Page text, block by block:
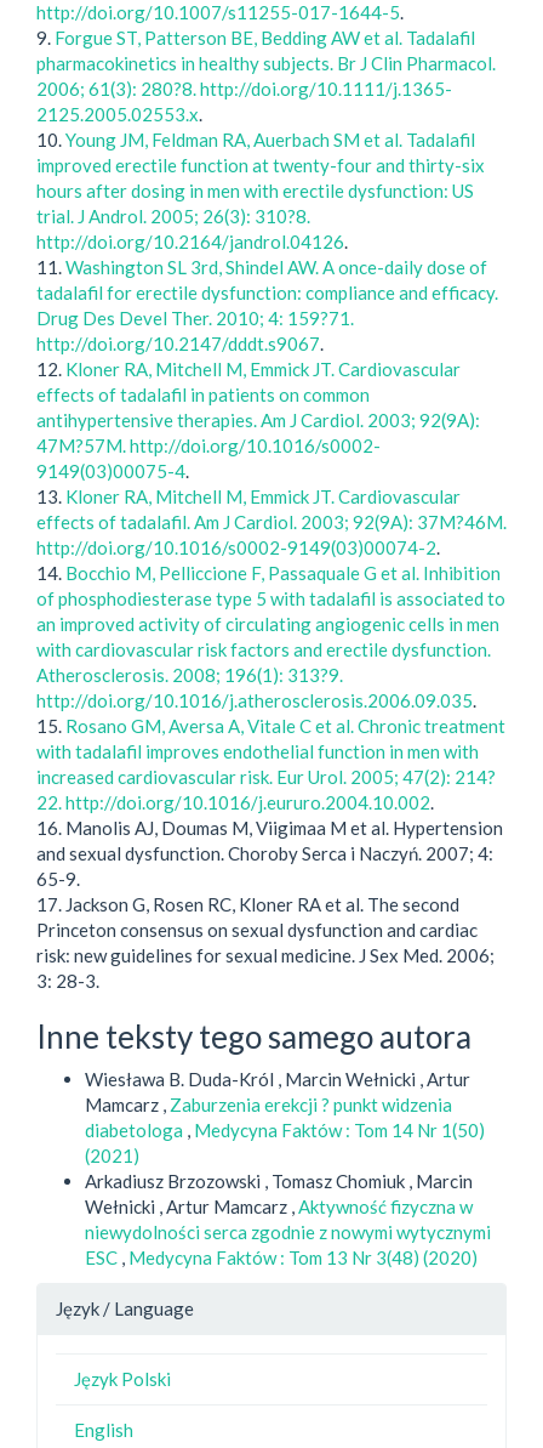
http://doi.org/10.1007/s11255-017-1644-5.
9. Forgue ST, Patterson BE, Bedding AW et al. Tadalafil
pharmacokinetics in healthy subjects. Br J Clin Pharmacol.
2006; 61(3): 280?8. http://doi.org/10.1111/j.1365-
2125.2005.02553.x.
10.Young JM, Feldman RA, Auerbach SM et al. Tadalafil
improved erectile function at twenty-four and thirty-six
hours after dosing in men with erectile dysfunction: US
trial. J Androl. 2005; 26(3): 310?8.
http://doi.org/10.2164/jandrol.04126.
11.Washington SL 3rd, Shindel AW. A once-daily dose of
tadalafil for erectile dysfunction: compliance and efficacy.
Drug Des Devel Ther. 2010; 4: 159?71.
http://doi.org/10.2147/dddt.s9067.
12. Kloner RA, Mitchell M, Emmick JT. Cardiovascular
effects of tadalafil in patients on common
antihypertensive therapies. Am J Cardiol. 2003; 92(9A):
47M?57M. http://doi.org/10.1016/s0002-
9149(03)00075-4.
13. Kloner RA, Mitchell M, Emmick JT. Cardiovascular
effects of tadalafil. Am J Cardiol. 2003; 92(9A): 37M?46M.
http://doi.org/10.1016/s0002-9149(03)00074-2.
14. Bocchio M, Pelliccione F, Passaquale G et al. Inhibition
of phosphodiesterase type 5 with tadalafil is associated to
an improved activity of circulating angiogenic cells in men
with cardiovascular risk factors and erectile dysfunction.
Atherosclerosis. 2008; 196(1): 313?9.
http://doi.org/10.1016/j.atherosclerosis.2006.09.035.
15. Rosano GM, Aversa A, Vitale C et al. Chronic treatment
with tadalafil improves endothelial function in men with
increased cardiovascular risk. Eur Urol. 2005; 47(2): 214?
22. http://doi.org/10.1016/j.eururo.2004.10.002.
16. Manolis AJ, Doumas M, Viigimaa M et al. Hypertension
and sexual dysfunction. Choroby Serca i Naczyń. 2007; 4:
65-9.
17. Jackson G, Rosen RC, Kloner RA et al. The second
Princeton consensus on sexual dysfunction and cardiac
risk: new guidelines for sexual medicine. J Sex Med. 2006;
3: 28-3.
Inne teksty tego samego autora
Wiesława B. Duda-Król , Marcin Wełnicki , Artur
Mamcarz , Zaburzenia erekcji ? punkt widzenia
diabetologa , Medycyna Faktów : Tom 14 Nr 1(50)
(2021)
Arkadiusz Brzozowski , Tomasz Chomiuk , Marcin
Wełnicki , Artur Mamcarz ,Aktywność fizyczna w
niewydolności serca zgodnie z nowymi wytycznymi
ESC , Medycyna Faktów : Tom 13 Nr 3(48) (2020)
Język / Language
Język Polski
English